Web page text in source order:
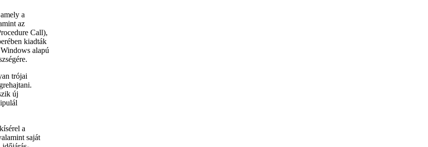
a
az
Call),
kiadták
alapú
trójai
új
a
saját